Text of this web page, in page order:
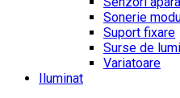
Sonerie
Suport fixare
Surse de
Variatoare
Iluminat